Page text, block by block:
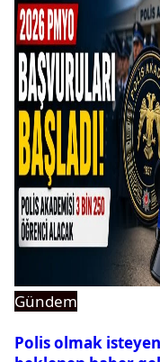
Gündem
Polis olmak